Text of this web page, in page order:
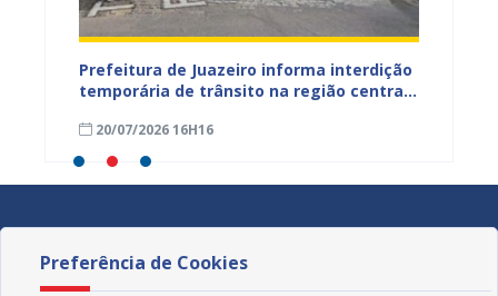
Prefeitura de Juazeiro informa interdição
temporária de trânsito na região central
20/07/2026 16H16
Preferência de Cookies